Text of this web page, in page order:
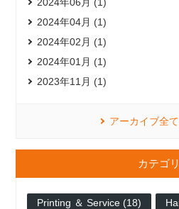
2024年04月 (1)
2024年02月 (1)
2024年01月 (1)
2023年11月 (1)
アーカイブ全
カテゴリ
Printing ＆ Service (18)